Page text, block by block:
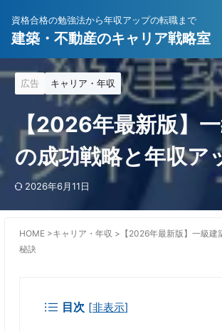
資格合格の勉強法から年収アップの転職まで
建築・不動産のキャリア戦略室
広告 キャリア・年収
【2026年最新版】
の成功戦略と年収ア
2026年6月11日
HOME >キャリア・年収 > 【2026年最新版】一級
秘訣
目次 [非表示]